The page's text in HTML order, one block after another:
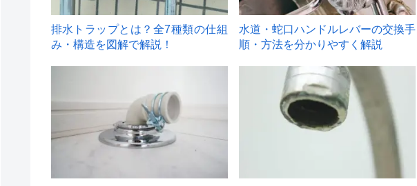
排水トラップとは？全7種類の仕組
み・構造を図解で解説！
水道・蛇口ハンドルレバーの交換手
順・方法を分かりやすく解説